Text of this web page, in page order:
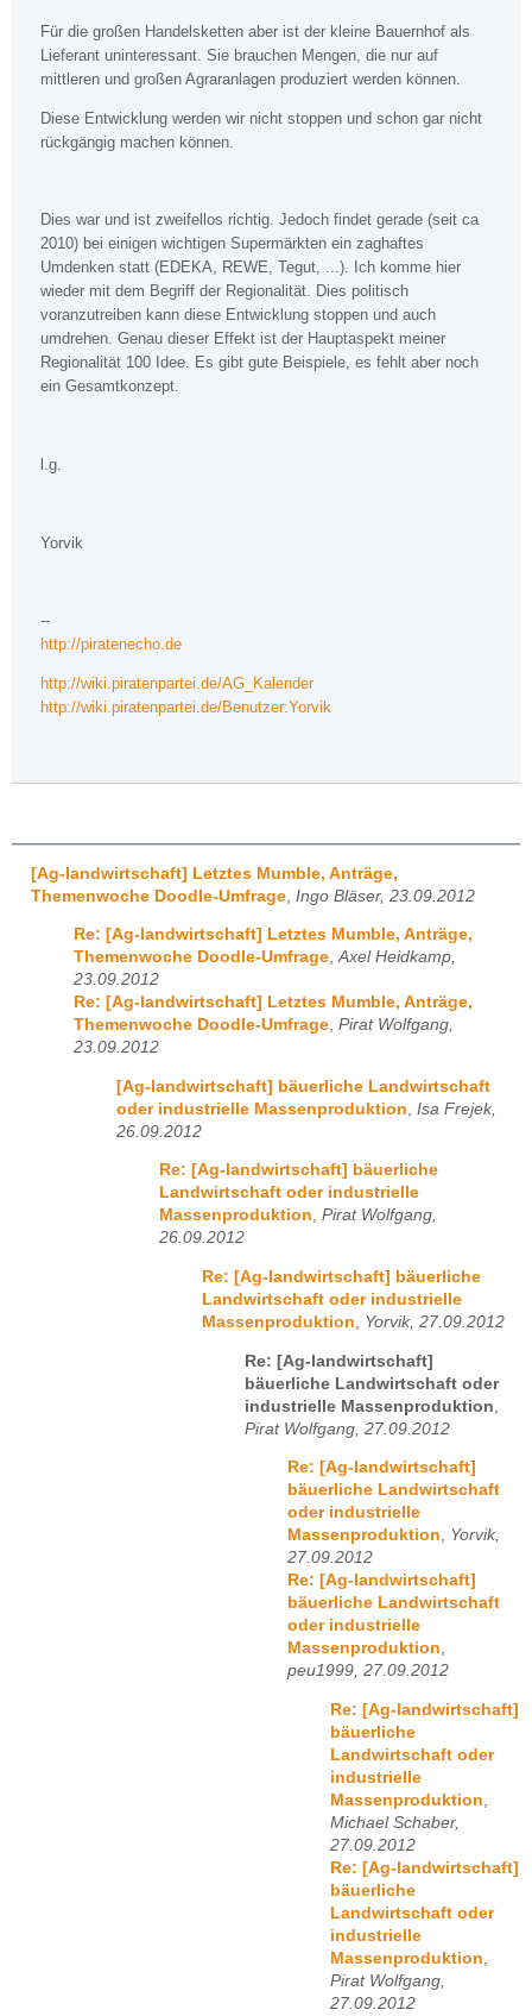
Für die großen Handelsketten aber ist der kleine Bauernhof als
Lieferant uninteressant. Sie brauchen Mengen, die nur auf
mittleren und großen Agraranlagen produziert werden können.
Diese Entwicklung werden wir nicht stoppen und schon gar nicht
rückgängig machen können.
Dies war und ist zweifellos richtig. Jedoch findet gerade (seit ca
2010) bei einigen wichtigen Supermärkten ein zaghaftes
Umdenken statt (EDEKA, REWE, Tegut, ...). Ich komme hier
wieder mit dem Begriff der Regionalität. Dies politisch
voranzutreiben kann diese Entwicklung stoppen und auch
umdrehen. Genau dieser Effekt ist der Hauptaspekt meiner
Regionalität 100 Idee. Es gibt gute Beispiele, es fehlt aber noch
ein Gesamtkonzept.
l.g.
Yorvik
--
http://piratenecho.de
http://wiki.piratenpartei.de/AG_Kalender
http://wiki.piratenpartei.de/Benutzer:Yorvik
[Ag-landwirtschaft] Letztes Mumble, Anträge,
Themenwoche Doodle-Umfrage Ingo Bläser, 23.09.2012
Re: [Ag-landwirtschaft] Letztes Mumble, Anträge,
Themenwoche Doodle-Umfrage,Axel Heidkamp,
23.09.2012
Re: [Ag-landwirtschaft] Letztes Mumble, Anträge,
Themenwoche Doodle-Umfrage, Pirat Wolfgang,
23.09.2012
[Ag-landwirtschaft] bäuerliche Landwirtschaft
oder industrielle Massenproduktion Isa Frejek,
26.09.2012
Re: [Ag-landwirtschaft] bäuerliche
Landwirtschaft oder industrielle
Massenproduktion, Pirat Wolfgang,
26.09.2012
Re: [Ag-landwirtschaft] bäuerliche
Landwirtschaft oder industrielle
Massenproduktion
Yorvik, 27.09.2012
Re: [Ag-landwirtschaft]
bäuerliche Landwirtschaft oder
industrielle Massenproduktion
Pirat Wolfgang, 27.09.2012
Re: [Ag-landwirtschaft]
bäuerliche Landwirtschaft
oder industrielle
Massenproduktion, Yorvik,
27.09.2012
Re: [Ag-landwirtschaft]
bäuerliche Landwirtschaft
oder industrielle
Massenproduktion,
peu1999, 27.09.2012
Re: [Ag-landwirtschaft]
bäuerliche
Landwirtschaft oder
industrielle
Massenproduktion
Michael Schaber,
27.09.2012
Re: [Ag-landwirtschaft]
bäuerliche
Landwirtschaft oder
industrielle
Massenproduktion
Pirat Wolfgang,
27.09.2012